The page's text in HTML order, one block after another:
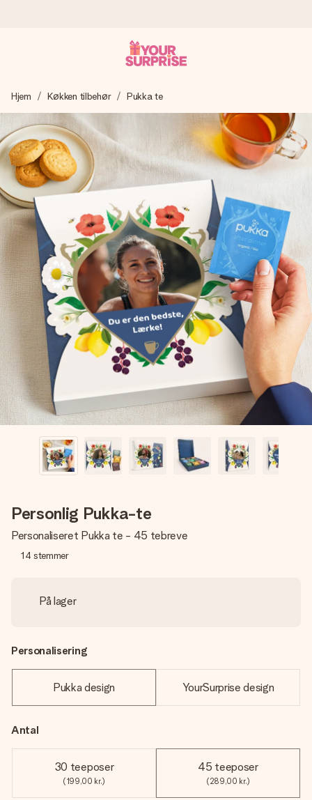
Vi laver din gave med omhu og sender den lynhurtigt – så
du kan give den på det helt rette tidspunkt, når den
betyder allermest.
4,7 (baseret på +15.000 anmeldelser)
Vores gaver inspirerer. Kunderne giver os 4,7 på Google
Reviews.
Gratis kort med hilsen
Lav noget særligt i blot få trin – med hendes navn, et
billede af dig eller en besked, der går lige i hendes hjerte.
Intet besvær men udelukkende en masse kærlighed i
øjeblikket.
Hjem Køkken tilbehør Pukka te
Personlig Pukka-te
Personaliseret Pukka te - 45 tebreve
14 stemmer
På lager
Personalisering
Pukka design YourSurprise design
Antal
30 teeposer
(199,00 kr.)
45 teeposer
(289,00 kr.)